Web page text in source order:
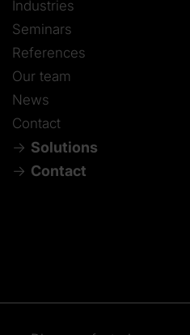
Industries
Seminars
References
Our team
News
Contact
Solutions
Contact